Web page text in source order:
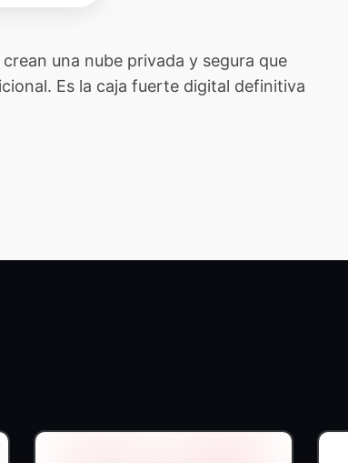
una nube privada y segura que
Es la caja fuerte digital definitiva